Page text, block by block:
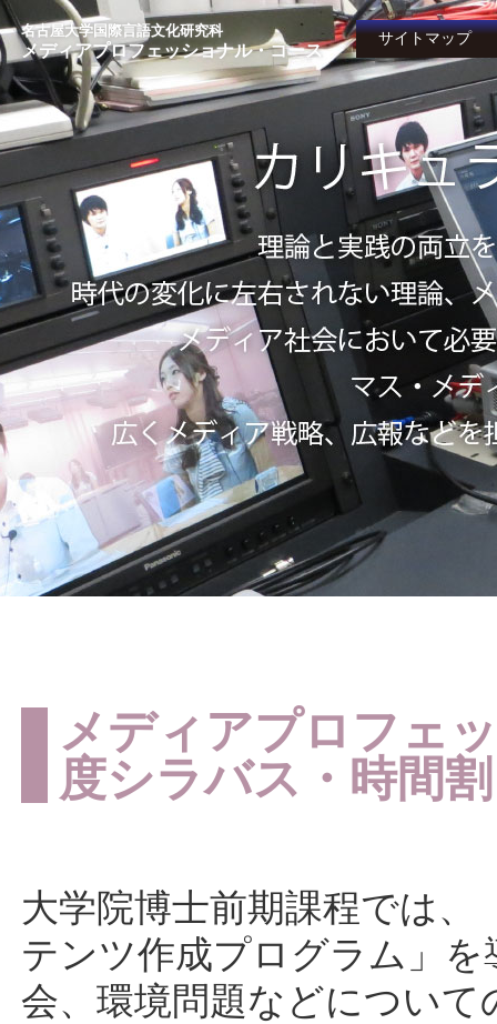
名古屋大学国際言語文化研究科
メディアプロフェッショナル・コース
サイトマップ
メディアプロフェ
度シラバス・時間割
大学院博士前期課程では
テンツ作成プログラム」
会、環境問題などについ